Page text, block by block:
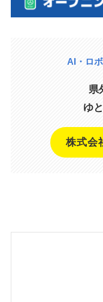
AI・ロ
県
ゆ
株式会